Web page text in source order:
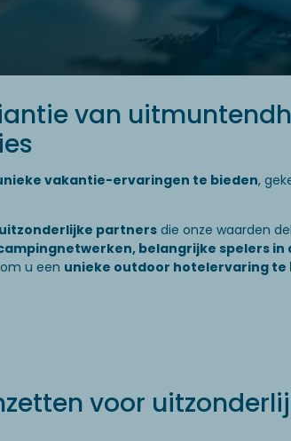
van
vakantie-ervaringen te bieden,
partnersdie onze waarden
belangrijke spelers
u een unieke outdoor hotelervaring te
voor